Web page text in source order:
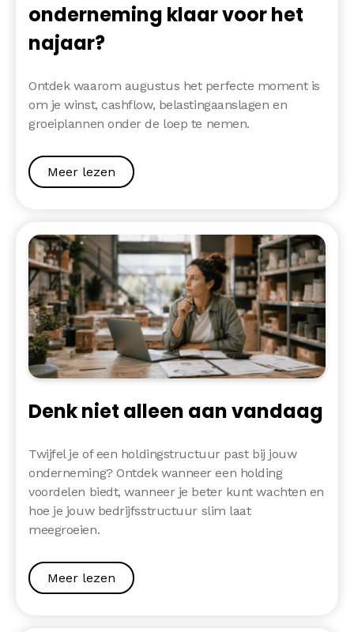
onderneming klaar voor het
najaar?
Ontdek waarom augustus het perfecte moment is
om je winst, cashflow, belastingaanslagen en
groeiplannen onder de loep te nemen.
Meer lezen
Denk niet alleen aan vandaag
Twijfel je of een holdingstructuur past bij jouw
onderneming? Ontdek wanneer een holding
voordelen biedt, wanneer je beter kunt wachten en
hoe je jouw bedrijfsstructuur slim laat
meegroeien.
Meer lezen